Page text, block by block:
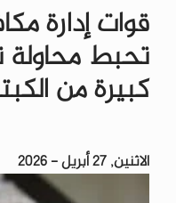
قوات إدارة
تحبط
كبيرة من
الاثنين, 27 أبريل - 2026